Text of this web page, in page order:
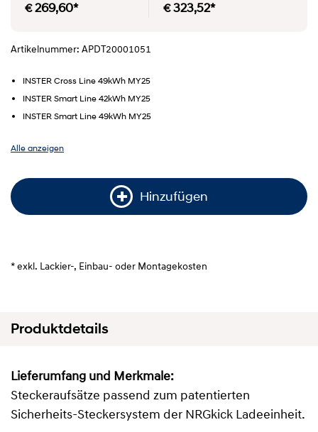
€ 269,60* € 323,52*
Artikelnummer: APDT20001051
INSTER Cross Line 49kWh MY25
INSTER Smart Line 42kWh MY25
INSTER Smart Line 49kWh MY25
Alle anzeigen
Hinzufügen
* exkl. Lackier-, Einbau- oder Montagekosten
Produktdetails
Lieferumfang und Merkmale:
Steckeraufsätze passend zum patentierten
Sicherheits-Steckersystem der NRGkick Ladeeinheit.